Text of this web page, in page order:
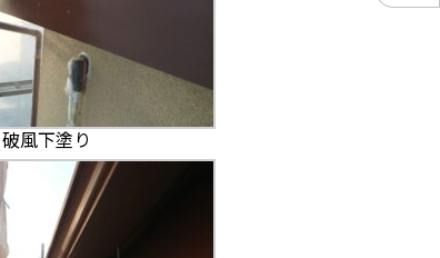
破風下塗り